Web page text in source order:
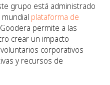
grupo está administrado
plataforma de
permite a las
crear un impacto
corporativos
y recursos de